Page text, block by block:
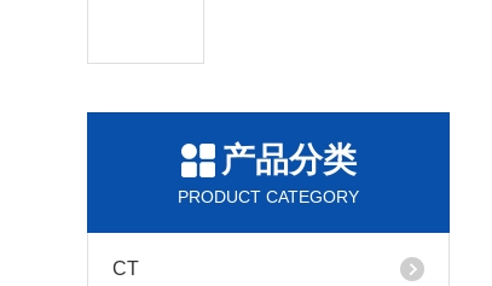
产品分类
PRODUCT CATEGORY
CT